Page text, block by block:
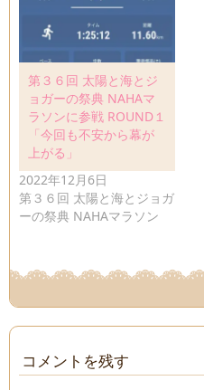
第３６回 太陽と海とジ
ョガーの祭典 NAHAマ
ラソンに参戦 ROUND１
「今回も不安から幕が
上がる」
2022年12月6日
第３６回 太陽と海とジョガ
ーの祭典 NAHAマラソン
コメントを残す